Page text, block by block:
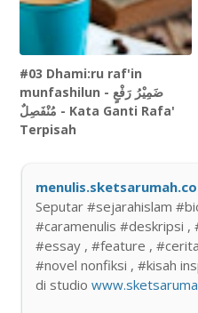
#03 Dhami:ru raf'in
munfashilun - ضَمِيْرُ رَفْعٍ
مُنْفَصِلٌ - Kata Ganti Rafa'
Terpisah
Seputar #sejarahislam
#caramenulis #deskripsi ,
#essay , #feature ,
#novel nonfiksi , #kisah
di studio